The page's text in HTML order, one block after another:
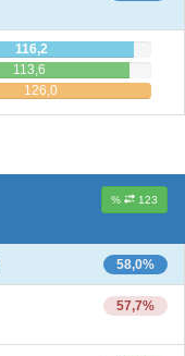
116,2
113,6
126,0
% 123
58,0%
57,7%